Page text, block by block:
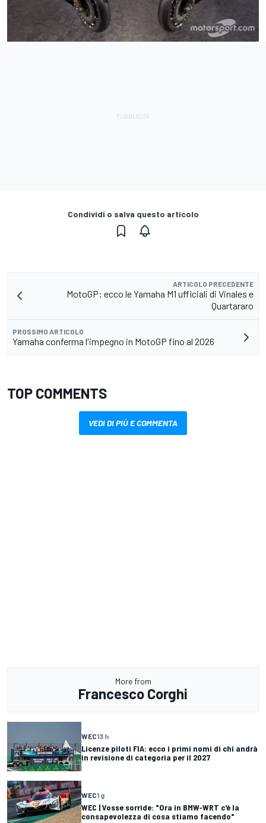
Condividi o salva questo articolo
ARTICOLO PRECEDENTE
MotoGP: ecco le Yamaha M1 ufficiali di Vinales e
Quartararo
PROSSIMO ARTICOLO
Yamaha conferma l'impegno in MotoGP fino al 2026
TOP COMMENTS
VEDI DI PIÙ E COMMENTA
More from
Francesco Corghi
WEC13 h
Licenze piloti FIA: ecco i primi nomi di chi andrà
in revisione di categoria per il 2027
WEC1 g
WEC | Vosse sorride: "Ora in BMW-WRT c'è la
consapevolezza di cosa stiamo facendo"